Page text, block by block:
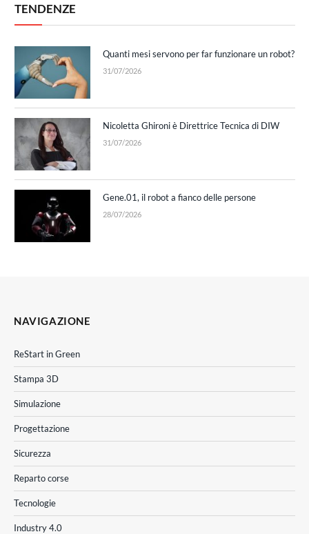
TENDENZE
Quanti mesi servono per far funzionare un robot?
31/07/2026
Nicoletta Ghironi è Direttrice Tecnica di DIW
31/07/2026
Gene.01, il robot a fianco delle persone
28/07/2026
NAVIGAZIONE
ReStart in Green
Stampa 3D
Simulazione
Progettazione
Sicurezza
Reparto corse
Tecnologie
Industry 4.0